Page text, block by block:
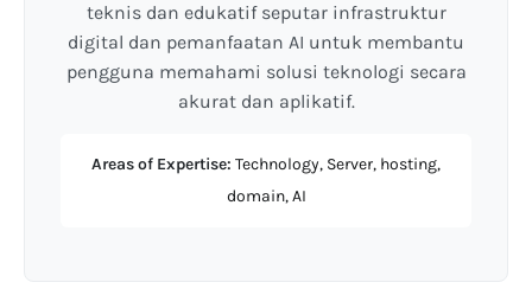
teknis dan edukatif seputar infrastruktur
digital dan pemanfaatan AI untuk membantu
pengguna memahami solusi teknologi secara
akurat dan aplikatif.
Areas of Expertise: Technology, Server, hosting,
domain, AI